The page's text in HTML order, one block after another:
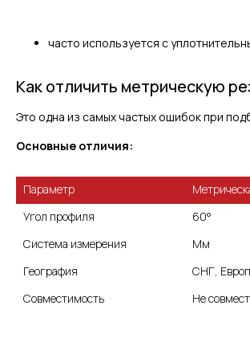
часто используется с
Как отличить метрическую
Это одна из самых частых ошибок при
Основные отличия:
Угол профиля
60°
Мм
География
СНГ,
Совместимость
Не